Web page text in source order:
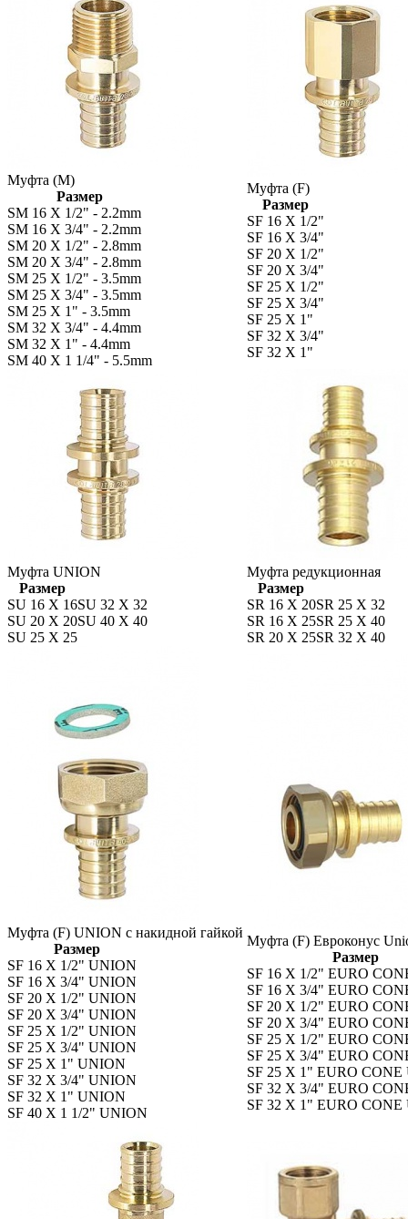
Муфта (М)
Размер
SM 16 X 1/2" - 2.2mm
SM 16 X 3/4" - 2.2mm
SM 20 X 1/2" - 2.8mm
SM 20 X 3/4" - 2.8mm
SM 25 X 1/2" - 3.5mm
SM 25 X 3/4" - 3.5mm
SM 25 X 1" - 3.5mm
SM 32 X 3/4" - 4.4mm
SM 32 X 1" - 4.4mm
SM 40 X 1 1/4" - 5.5mm
Муфта (F)
Размер
SF 16 X 1/2"
SF 16 X 3/4"
SF 20 X 1/2"
SF 20 X 3/4"
SF 25 X 1/2"
SF 25 X 3/4"
SF 25 X 1"
SF 32 X 3/4"
SF 32 X 1"
Муфта UNION
Размер
SU 16 X 16SU 32 X 32
SU 20 X 20SU 40 X 40
SU 25 X 25
Муфта редукционная
Размер
SR 16 X 20SR 25 X 32
SR 16 X 25SR 25 X 40
SR 20 X 25SR 32 X 40
Муфта (F) UNION с накидной гайкой
Размер
SF 16 X 1/2" UNION
SF 16 X 3/4" UNION
SF 20 X 1/2" UNION
SF 20 X 3/4" UNION
SF 25 X 1/2" UNION
SF 25 X 3/4" UNION
SF 25 X 1" UNION
SF 32 X 3/4" UNION
SF 32 X 1" UNION
SF 40 X 1 1/2" UNION
Муфта (F) Евроконус
Размер
SF 16 X 1/2" EURO
SF 16 X 3/4" EURO
SF 20 X 1/2" EURO
SF 20 X 3/4" EURO
SF 25 X 1/2" EURO
SF 25 X 3/4" EURO
SF 25 X 1" EURO
SF 32 X 3/4" EURO
SF 32 X 1" EURO